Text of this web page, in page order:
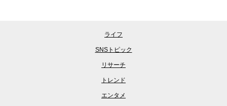
SNSトピック
リサーチ
トレンド
エンタメ
特別企画